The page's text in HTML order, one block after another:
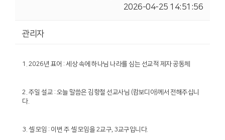
2026-04-25 14:51:56
관리자
1. 2026년 표어 : 세상 속에 하나님 나라를 심는 선교적 제자 공동체
2. 주일 설교 : 오늘 말씀은 김항철 선교사님 (캄보디아)께서 전해주십니
다.
3. 셀 모임 : 이번 주 셀 모임을 2교구, 3교구입니다.